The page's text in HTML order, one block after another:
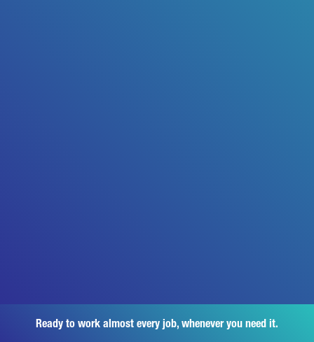
Ready to work almost every job, whenever you need it.